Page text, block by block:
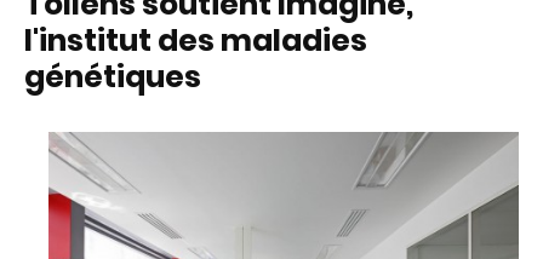
l'institut des maladies
génétiques